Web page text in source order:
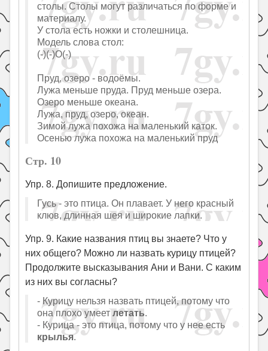
столы. Столы могут различаться по форме и
материалу.
У стола есть ножки и столешница.
Модель слова стол:
(-)(-)О(-)
Пруд, озеро - водоёмы.
Лужа меньше пруда. Пруд меньше озера.
Озеро меньше океана.
Лужа, пруд, озеро, океан.
Зимой лужа похожа на маленький каток.
Осенью лужа похожа на маленький пруд
Стр. 10
Упр. 8. Допишите предложение.
Гусь - это птица. Он плавает. У него красный
клюв, длинная шея и широкие лапки.
Упр. 9. Какие названия птиц вы знаете? Что у
них общего? Можно ли назвать курицу птицей?
Продолжите высказывания Ани и Вани. С каким
из них вы согласны?
- Курицу нельзя назвать птицей, потому что
она плохо умеетлетать.
- Курица - это птица, потому что у нее есть
крылья.